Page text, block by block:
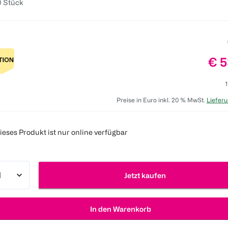
Stück
€
Preise in Euro inkl. 20 % MwSt.
Produkt ist nur online verfügbar
Jetzt kaufen
In den Warenkorb